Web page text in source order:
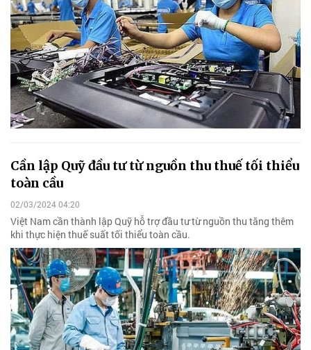
Cần lập Quỹ đầu tư từ nguồn thu thuế tối thiểu
toàn cầu
02/03/2024 04:20
Việt Nam cần thành lập Quỹ hỗ trợ đầu tư từ nguồn thu tăng thêm
khi thực hiện thuế suất tối thiểu toàn cầu.